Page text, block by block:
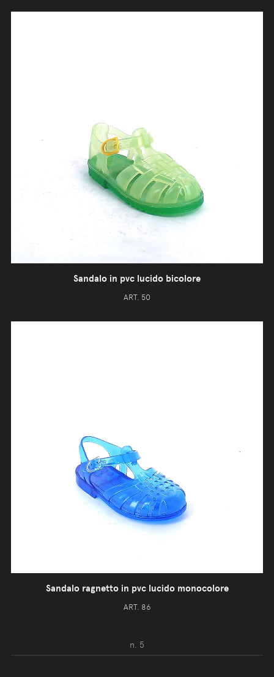
Sandalo in pvc lucido bicolore
ART. 50
Sandalo ragnetto in pvc lucido monocolore
ART. 86
n. 5